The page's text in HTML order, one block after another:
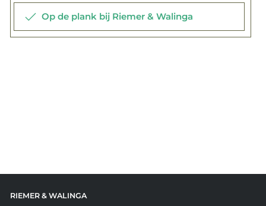
Op de plank bij Riemer & Walinga
RIEMER & WALINGA